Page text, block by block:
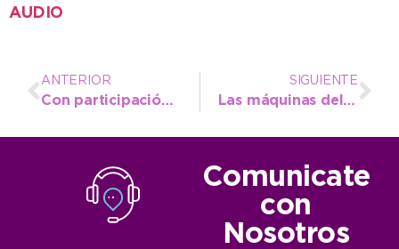
AUDIO
ANTERIOR
Con participación masiva, se realizó una Jornada Intersectorial de Abordajes con Infancias y Adolescencias
SIGUIENTE
Las máquinas del Ente Vial avanzan con la reparación de calles en lugares críticos
Comunicate
con
Nosotros